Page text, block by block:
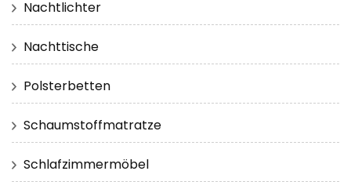
Nachtlichter
Nachttische
Polsterbetten
Schaumstoffmatratze
Schlafzimmermöbel